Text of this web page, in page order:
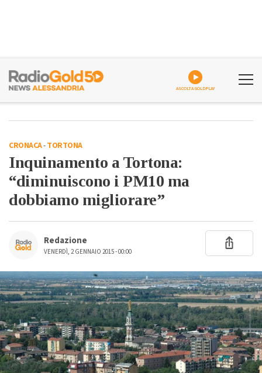
ASCOLTA GOLDPLAY
CRONACA-TORTONA
Inquinamento a Tortona:
“diminuiscono i PM10 ma
dobbiamo migliorare”
Redazione
VENERDÌ, 2 GENNAIO 2015 - 00:00